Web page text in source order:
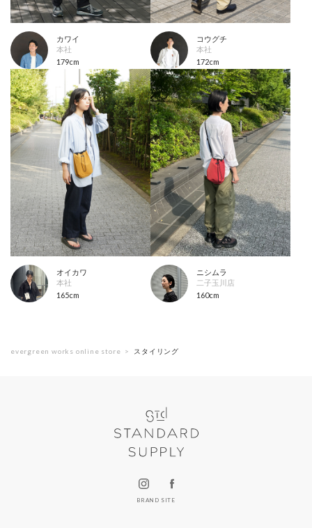
カワイ
本社
179cm
コウグチ
本社
172cm
オイカワ
本社
165cm
ニシムラ
二子玉川店
160cm
evergreen works online store スタイリング
BRAND SITE